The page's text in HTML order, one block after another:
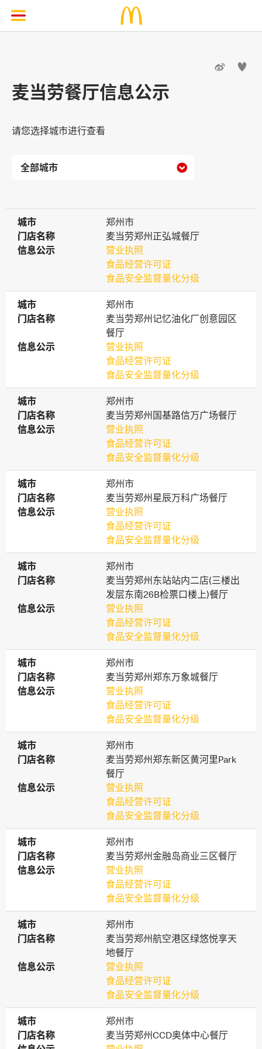
 
麦当劳餐厅信息公示
请您选择城市进行查看

城市
城市
郑州市
门店名称
门店名称
麦当劳郑州正弘城餐厅
信息公示
信息公示
营业执照
食品经营许可证
食品安全监督量化分级
城市
城市
郑州市
门店名称
门店名称
麦当劳郑州记忆油化厂创意园区
餐厅
信息公示
信息公示
营业执照
食品经营许可证
食品安全监督量化分级
城市
城市
郑州市
门店名称
门店名称
麦当劳郑州国基路信万广场餐厅
信息公示
信息公示
营业执照
食品经营许可证
食品安全监督量化分级
城市
城市
郑州市
门店名称
门店名称
麦当劳郑州星辰万科广场餐厅
信息公示
信息公示
营业执照
食品经营许可证
食品安全监督量化分级
城市
城市
郑州市
门店名称
门店名称
麦当劳郑州东站站内二店(三楼出
发层东南26B检票口楼上)餐厅
信息公示
信息公示
营业执照
食品经营许可证
食品安全监督量化分级
城市
城市
郑州市
门店名称
门店名称
麦当劳郑州郑东万象城餐厅
信息公示
信息公示
营业执照
食品经营许可证
食品安全监督量化分级
城市
城市
郑州市
门店名称
门店名称
麦当劳郑州郑东新区黄河里Park
餐厅
信息公示
信息公示
营业执照
食品经营许可证
食品安全监督量化分级
城市
城市
郑州市
门店名称
门店名称
麦当劳郑州金融岛商业三区餐厅
信息公示
信息公示
营业执照
食品经营许可证
食品安全监督量化分级
城市
城市
郑州市
门店名称
门店名称
麦当劳郑州航空港区绿悠悦享天
地餐厅
信息公示
信息公示
营业执照
食品经营许可证
食品安全监督量化分级
城市
城市
郑州市
门店名称
门店名称
麦当劳郑州CCD奥体中心餐厅